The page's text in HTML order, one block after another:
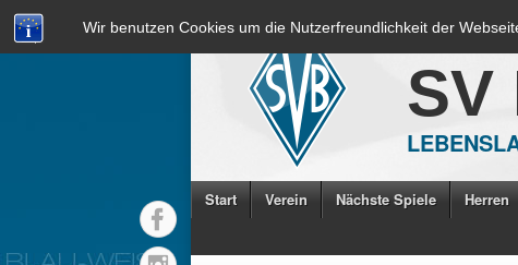
Wir benutzen Cookies um die Nutzerfreundlichkeit der
SV
Start Verein Nächste Spiele Herren